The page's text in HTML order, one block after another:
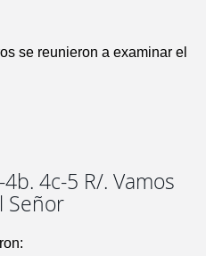
se reunieron a examinar el
4c-5 R/. Vamos
Señor